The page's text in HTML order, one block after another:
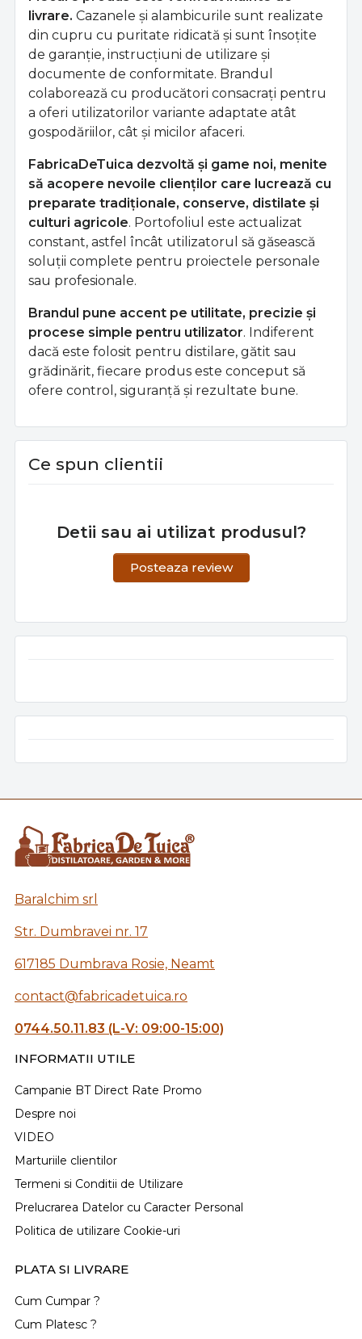
livrare. Cazanele și alambicurile sunt realizate
din cupru cu puritate ridicată și sunt însoțite
de garanție, instrucțiuni de utilizare și
documente de conformitate. Brandul
colaborează cu producători consacrați pentru
a oferi utilizatorilor variante adaptate atât
gospodăriilor, cât și micilor afaceri.
FabricaDeTuica dezvoltă și game noi, menite
să acopere nevoile clienților care lucrează cu
preparate tradiționale, conserve, distilate și
culturi agricole. Portofoliul este actualizat
constant, astfel încât utilizatorul să găsească
soluții complete pentru proiectele personale
sau profesionale.
Brandul pune accent pe utilitate, precizie și
procese simple pentru utilizator. Indiferent
dacă este folosit pentru distilare, gătit sau
grădinărit, fiecare produs este conceput să
ofere control, siguranță și rezultate bune.
Ce spun clientii
Detii sau ai utilizat produsul?
Posteaza review
Baralchim srl
Str. Dumbravei nr. 17
617185 Dumbrava Rosie, Neamt
contact@fabricadetuica.ro
0744.50.11.83 (L-V: 09:00-15:00)
INFORMATII UTILE
Campanie BT Direct Rate Promo
Despre noi
VIDEO
Marturiile clientilor
Termeni si Conditii de Utilizare
Prelucrarea Datelor cu Caracter Personal
Politica de utilizare Cookie-uri
PLATA SI LIVRARE
Cum Cumpar ?
Cum Platesc ?